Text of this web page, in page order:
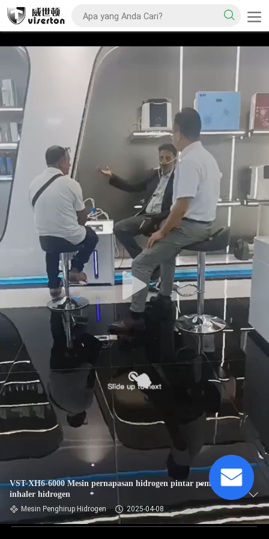
VST-XH6-6000 Mesin pernapasan hidrogen pintar pem
inhaler hidrogen
Mesin Penghirup Hidrogen 2025-04-08